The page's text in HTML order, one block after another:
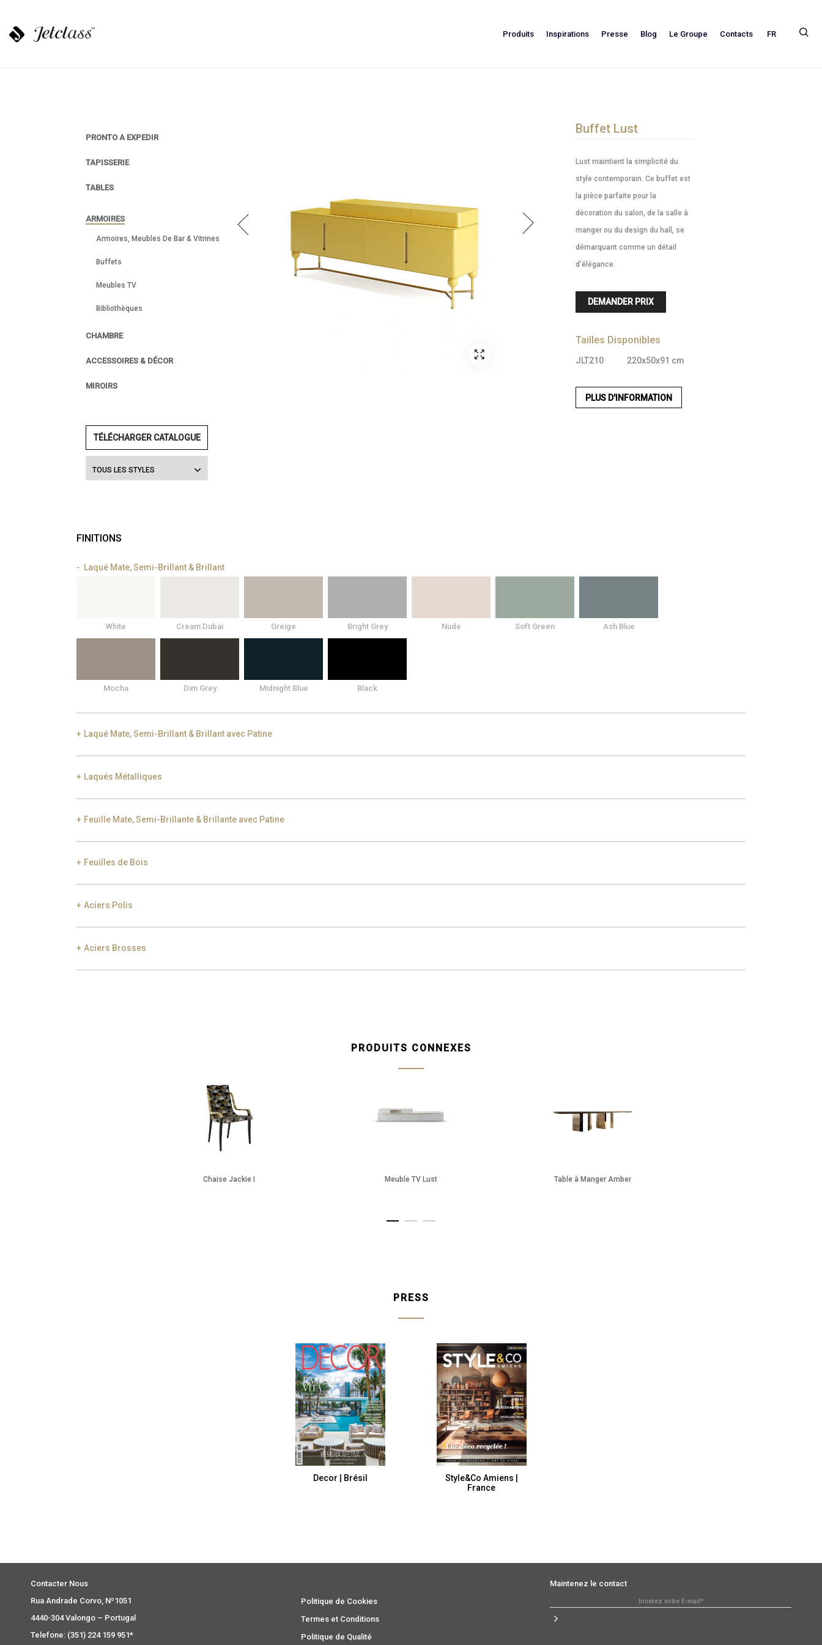
Produits Inspirations Presse Blog Le Groupe Contacts FR
Buffet Lust
Lust maintient la simplicité du
style contemporain. Ce buffet est
la pièce parfaite pour la
décoration du salon, de la salle à
manger ou du design du hall, se
démarquant comme un détail
d’élégance.
DEMANDER PRIX
Tailles Disponibles
JLT210 220x50x91 cm
PLUS D'INFORMATION
PRONTO A EXPEDIR
TAPISSERIE
TABLES
ARMOIRES
Armoires, Meubles De Bar & Vitrines
Buffets
Meubles TV
Bibliothèques
CHAMBRE
ACCESSOIRES & DÉCOR
MIROIRS
TÉLÉCHARGER CATALOGUE
TOUS LES STYLES
FINITIONS
Laqué Mate, Semi-Brillant & Brillant
White Cream Dubai Greige Bright Grey Nude Soft Green Ash Blue
Mocha Dim Grey Midnight Blue Black
Laqué Mate, Semi-Brillant & Brillant avec Patine
Laqués Métalliques
Feuille Mate, Semi-Brillante & Brillante avec Patine
Feuilles de Bois
Aciers Polis
Aciers Brosses
PRODUITS CONNEXES
Chaise Jackie I Meuble TV Lust Table à Manger Amber
PRESS
Decor | Brésil
Style&Co Amiens |
France
Contacter Nous
Rua Andrade Corvo, Nº1051
4440-304 Valongo – Portugal
Telefone: (351) 224 159 951*
Politique de Cookies
Termes et Conditions
Politique de Qualité
Maintenez le contact